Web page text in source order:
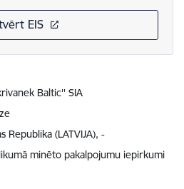
EIS
Baltic'' SIA
Republika (LATVIJA), -
minēto pakalpojumu iepirkumi